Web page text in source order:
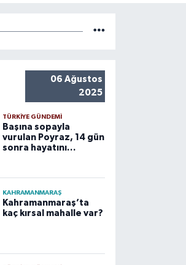
06 Ağustos
2025
TÜRKIYE GÜNDEMI
Başına sopayla
vurulan Poyraz, 14 gün
sonra hayatını
KAHRAMANMARAŞ
Kahramanmaraş’ta
kaç kırsal mahalle var?